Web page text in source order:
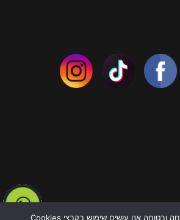
לשם חוויית שימוש נוחה ובטוחה אנו עושים שימוש בקבצי Cookies,